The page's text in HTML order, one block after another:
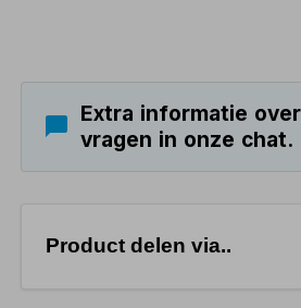
Extra informatie
vragen in onze chat.
Product delen via..